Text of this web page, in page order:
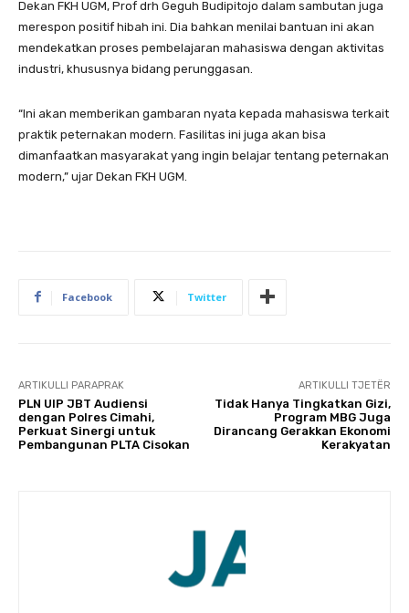
Dekan FKH UGM, Prof drh Geguh Budipitojo dalam sambutan juga
merespon positif hibah ini. Dia bahkan menilai bantuan ini akan
mendekatkan proses pembelajaran mahasiswa dengan aktivitas
industri, khususnya bidang perunggasan.
“Ini akan memberikan gambaran nyata kepada mahasiswa terkait
praktik peternakan modern. Fasilitas ini juga akan bisa
dimanfaatkan masyarakat yang ingin belajar tentang peternakan
modern,” ujar Dekan FKH UGM.
Facebook Twitter
ARTIKULLI PARAPRAK
PLN UIP JBT Audiensi
dengan Polres Cimahi,
Perkuat Sinergi untuk
Pembangunan PLTA Cisokan
ARTIKULLI TJETËR
Tidak Hanya Tingkatkan Gizi,
Program MBG Juga
Dirancang Gerakkan Ekonomi
Kerakyatan